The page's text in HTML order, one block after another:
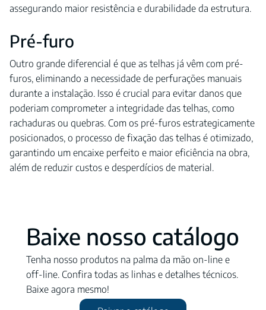
assegurando maior resistência e durabilidade da estrutura.
Pré-furo
Outro grande diferencial é que as telhas já vêm com pré-
furos, eliminando a necessidade de perfurações manuais
durante a instalação. Isso é crucial para evitar danos que
poderiam comprometer a integridade das telhas, como
rachaduras ou quebras. Com os pré-furos estrategicamente
posicionados, o processo de fixação das telhas é otimizado,
garantindo um encaixe perfeito e maior eficiência na obra,
além de reduzir custos e desperdícios de material.
Baixe nosso catálogo
Tenha nosso produtos na palma da mão on-line e
off-line. Confira todas as linhas e detalhes técnicos.
Baixe agora mesmo!